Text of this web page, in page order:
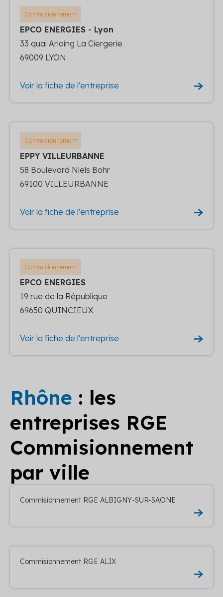
Commisionnement
EPCO ENERGIES - Lyon
33 quai Arloing La Ciergerie
69009 LYON
Voir la fiche de l'entreprise
Commisionnement
EPPY VILLEURBANNE
58 Boulevard Niels Bohr
69100 VILLEURBANNE
Voir la fiche de l'entreprise
Commisionnement
EPCO ENERGIES
19 rue de la République
69650 QUINCIEUX
Voir la fiche de l'entreprise
Rhône : les
entreprises RGE
Commisionnement
par ville
Commisionnement RGE ALBIGNY-SUR-SAONE
Commisionnement RGE ALIX